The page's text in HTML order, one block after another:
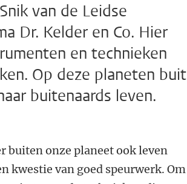
van de Leidse
Dr. Kelder en Co. Hier
en technieken
Op deze planeten
buitenaards leven.
buiten onze planeet ook leven
kwestie van goed speurwerk. Om